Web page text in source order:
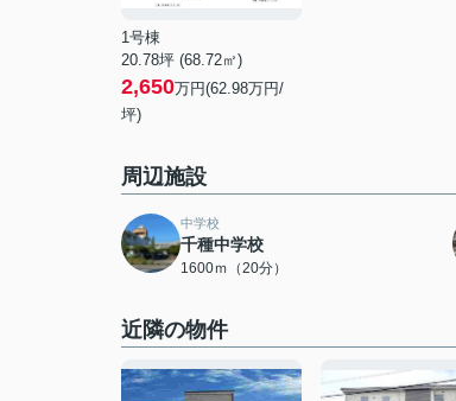
1号棟
20.78坪 (68.72㎡)
2,650万円(62.98万円/
坪)
周辺施設
中学校
千種中学校
1600ｍ（20分）
近隣の物件